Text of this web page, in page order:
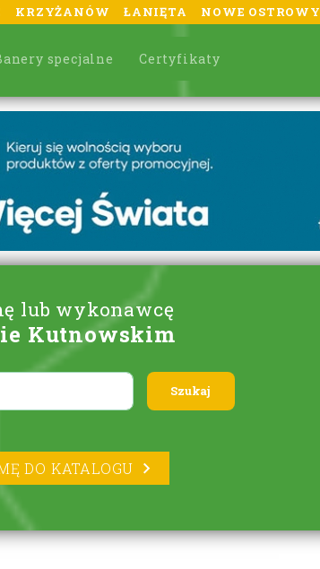
KRZYŻANÓW ŁANIĘTA NOWE OSTROWY
specjalne Certyfikaty
lub wykonawcę
Kutnowskim
DO KATALOGU